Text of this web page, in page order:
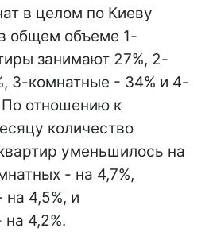
в целом по Киеву
общем объеме 1-
занимают 27%, 2-
3-комнатные - 34% и 4-
отношению к
количество
уменьшилось на
- на 4,7%,
4,5%, и
4,2%.